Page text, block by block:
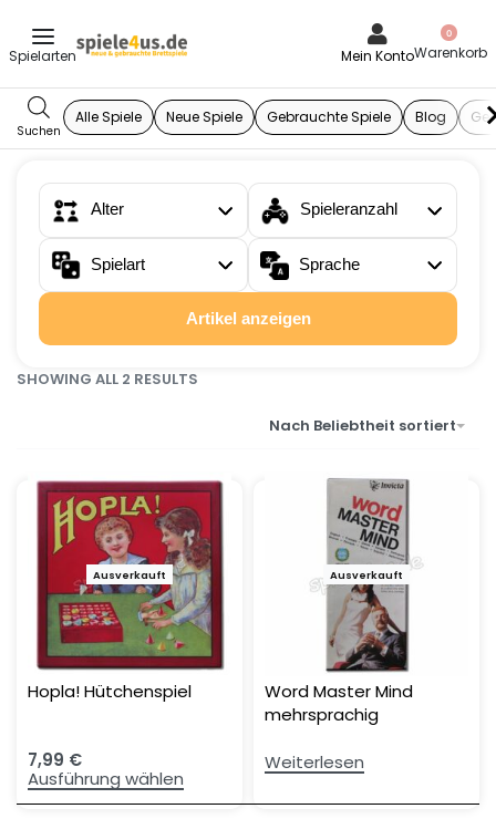
Mein Konto
0
Alle Spiele Neue Spiele Gebrauchte Spiele Blog
Alter Spieleranzahl
Spielart Sprache
Artikel anzeigen
SHOWING ALL 2 RESULTS
Nach Beliebtheit sortiert
Ausverkauft
Hopla! Hütchenspiel
7,99 €
Ausführung wählen
Ausverkauft
Word Master Mind
mehrsprachig
Weiterlesen